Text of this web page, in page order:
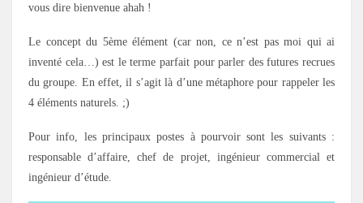
vous dire bienvenue ahah !
Le concept du 5ème élément (car non, ce n’est pas moi qui ai
inventé cela…) est le terme parfait pour parler des futures recrues
du groupe. En effet, il s’agit là d’une métaphore pour rappeler les
4 éléments naturels. ;)
Pour info, les principaux postes à pourvoir sont les suivants :
responsable d’affaire, chef de projet, ingénieur commercial et
ingénieur d’étude.